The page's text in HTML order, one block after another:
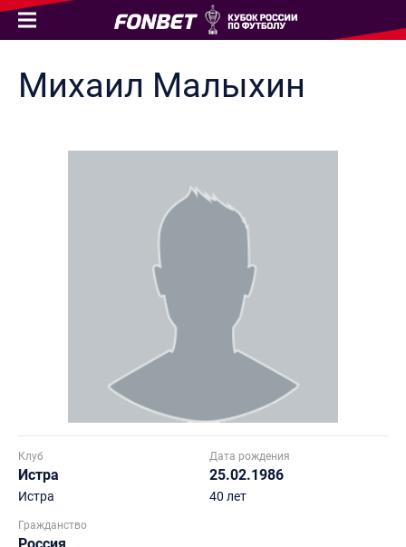
Михаил Малыхин
Клуб
Истра
Истра
Дата рождения
25.02.1986
40 лет
Гражданство